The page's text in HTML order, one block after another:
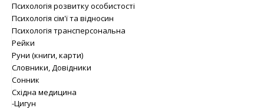
Психологія розвитку особистості
Психологія сім'ї та відносин
Психологія трансперсональна
Рейки
Руни (книги, карти)
Словники, Довідники
Сонник
Східна медицина
-Цигун